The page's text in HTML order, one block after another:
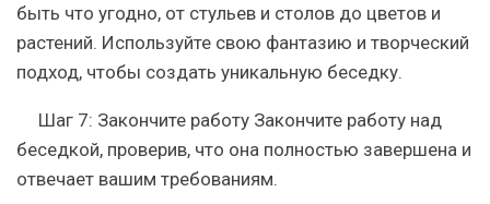
быть что угодно, от стульев и столов до цветов и
растений. Используйте свою фантазию и творческий
подход, чтобы создать уникальную беседку.
Шаг 7: Закончите работу Закончите работу над
беседкой, проверив, что она полностью завершена и
отвечает вашим требованиям.